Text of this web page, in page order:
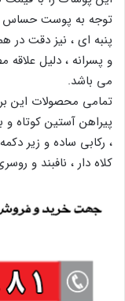
توجه به پوست حساس
پنبه ای ، نیز دقت در
و پسرانه ، دلیل
می باشد.
تمامی محصولات این
پیراهن آستین کوتاه و
، رکابی ساده و زیر
کلاه دار ، نافبند و